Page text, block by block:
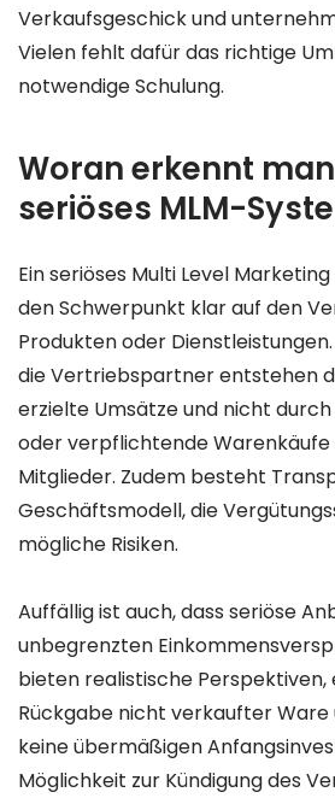
Verkaufsgeschick und
Vielen fehlt dafür das richtige
notwendige Schulung.
Woran erkennt
seriöses MLM-
Ein seriöses Multi Level
den Schwerpunkt klar auf den
Produkten oder
die Vertriebspartner entstehen
erzielte Umsätze und nicht
oder verpflichtende Warenkäufe
Mitglieder. Zudem besteht
Geschäftsmodell, die
mögliche Risiken.
Auffällig ist auch, dass seriöse
unbegrenzten
bieten realistische
Rückgabe nicht verkaufter
keine übermäßigen
Möglichkeit zur Kündigung des